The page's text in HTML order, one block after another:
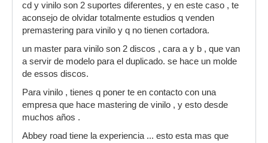
cd y vinilo son 2 suportes diferentes, y en este caso , te
aconsejo de olvidar totalmente estudios q venden
premastering para vinilo y q no tienen cortadora.
un master para vinilo son 2 discos , cara a y b , que van
a servir de modelo para el duplicado. se hace un molde
de essos discos.
Para vinilo , tienes q poner te en contacto con una
empresa que hace mastering de vinilo , y esto desde
muchos años .
Abbey road tiene la experiencia ... esto esta mas que